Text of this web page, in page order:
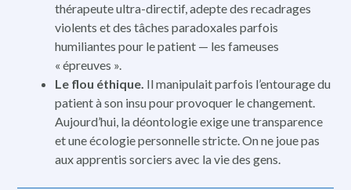
thérapeute ultra-directif, adepte des recadrages
violents et des tâches paradoxales parfois
humiliantes pour le patient — les fameuses
« épreuves ».
Le flou éthique. Il manipulait parfois l’entourage du
patient à son insu pour provoquer le changement.
Aujourd’hui, la déontologie exige une transparence
et une écologie personnelle stricte. On ne joue pas
aux apprentis sorciers avec la vie des gens.